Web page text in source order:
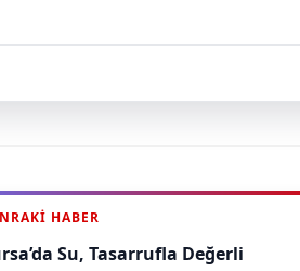
HABER
Su, Tasarrufla Değerli